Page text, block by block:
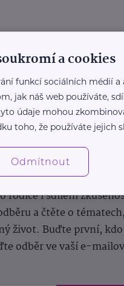
rodiče i sdílení
a čtěte o tématech,
život. Buďte první, kdo
odběr ve vaší e-
a cookies
funkcí sociálních médií a
jak náš web používáte,
údaje mohou
toho, že používáte jejich
Odmítnout